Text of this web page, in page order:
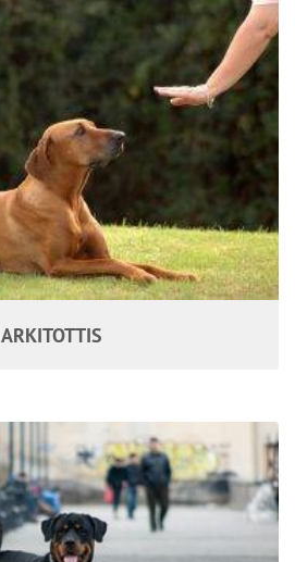
ARKITOTTIS